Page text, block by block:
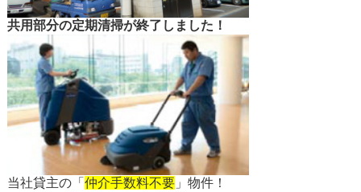
共用部分の定期清掃が終了しました！
当社貸主の「 仲介手数料不要」物件！